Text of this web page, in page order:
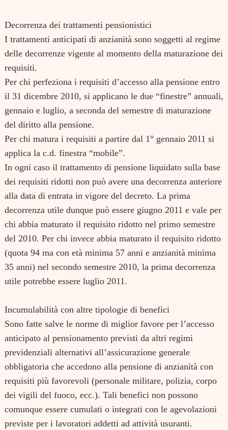
Decorrenza dei trattamenti pensionistici
I trattamenti anticipati di anzianità sono soggetti al regime
delle decorrenze vigente al momento della maturazione dei
requisiti.
Per chi perfeziona i requisiti d’accesso alla pensione entro
il 31 dicembre 2010, si applicano le due “finestre” annuali,
gennaio e luglio, a seconda del semestre di maturazione
del diritto alla pensione.
Per chi matura i requisiti a partire dal 1° gennaio 2011 si
applica la c.d. finestra “mobile”.
In ogni caso il trattamento di pensione liquidato sulla base
dei requisiti ridotti non può avere una decorrenza anteriore
alla data di entrata in vigore del decreto. La prima
decorrenza utile dunque può essere giugno 2011 e vale per
chi abbia maturato il requisito ridotto nel primo semestre
del 2010. Per chi invece abbia maturato il requisito ridotto
(quota 94 ma con età minima 57 anni e anzianità minima
35 anni) nel secondo semestre 2010, la prima decorrenza
utile potrebbe essere luglio 2011.
Incumulabilità con altre tipologie di benefici
Sono fatte salve le norme di miglior favore per l’accesso
anticipato al pensionamento previsti da altri regimi
previdenziali alternativi all’assicurazione generale
obbligatoria che accedono alla pensione di anzianità con
requisiti più favorevoli (personale militare, polizia, corpo
dei vigili del fuoco, ecc.). Tali benefici non possono
comunque essere cumulati o integrati con le agevolazioni
previste per i lavoratori addetti ad attività usuranti.